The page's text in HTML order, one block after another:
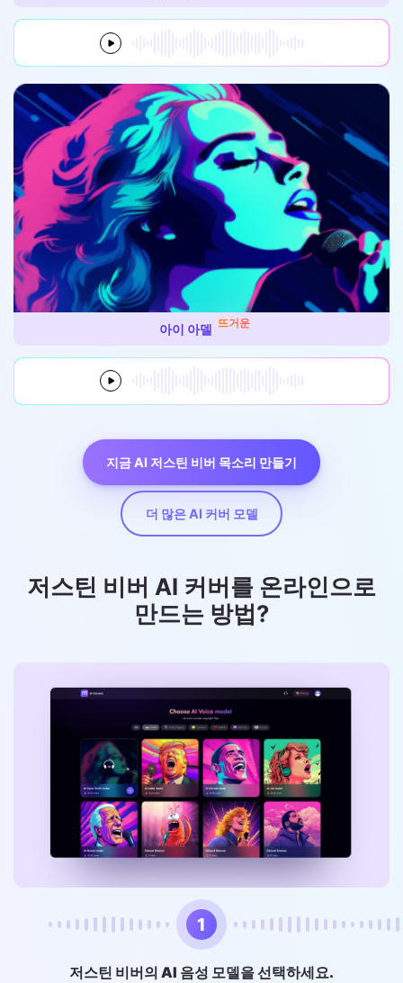
아이 아델 뜨거운
지금 AI 저스틴 비버 목소리 만들기
더 많은 AI 커버 모델
저스틴 비버 AI 커버를 온라인으로
만드는 방법?
1
저스틴 비버의 AI 음성 모델을 선택하세요.